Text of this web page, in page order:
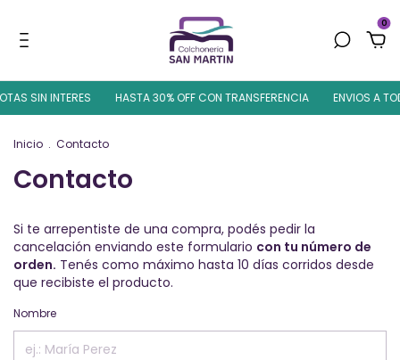
0
SIN INTERES HASTA 30% OFF CON TRANSFERENCIA ENVIOS A
Inicio . Contacto
Contacto
Si te arrepentiste de una compra, podés pedir la
cancelación enviando este formulario con tu número de
orden. Tenés como máximo hasta 10 días corridos desde
que recibiste el producto.
Nombre